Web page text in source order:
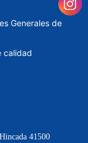
Generales de
calidad
41500